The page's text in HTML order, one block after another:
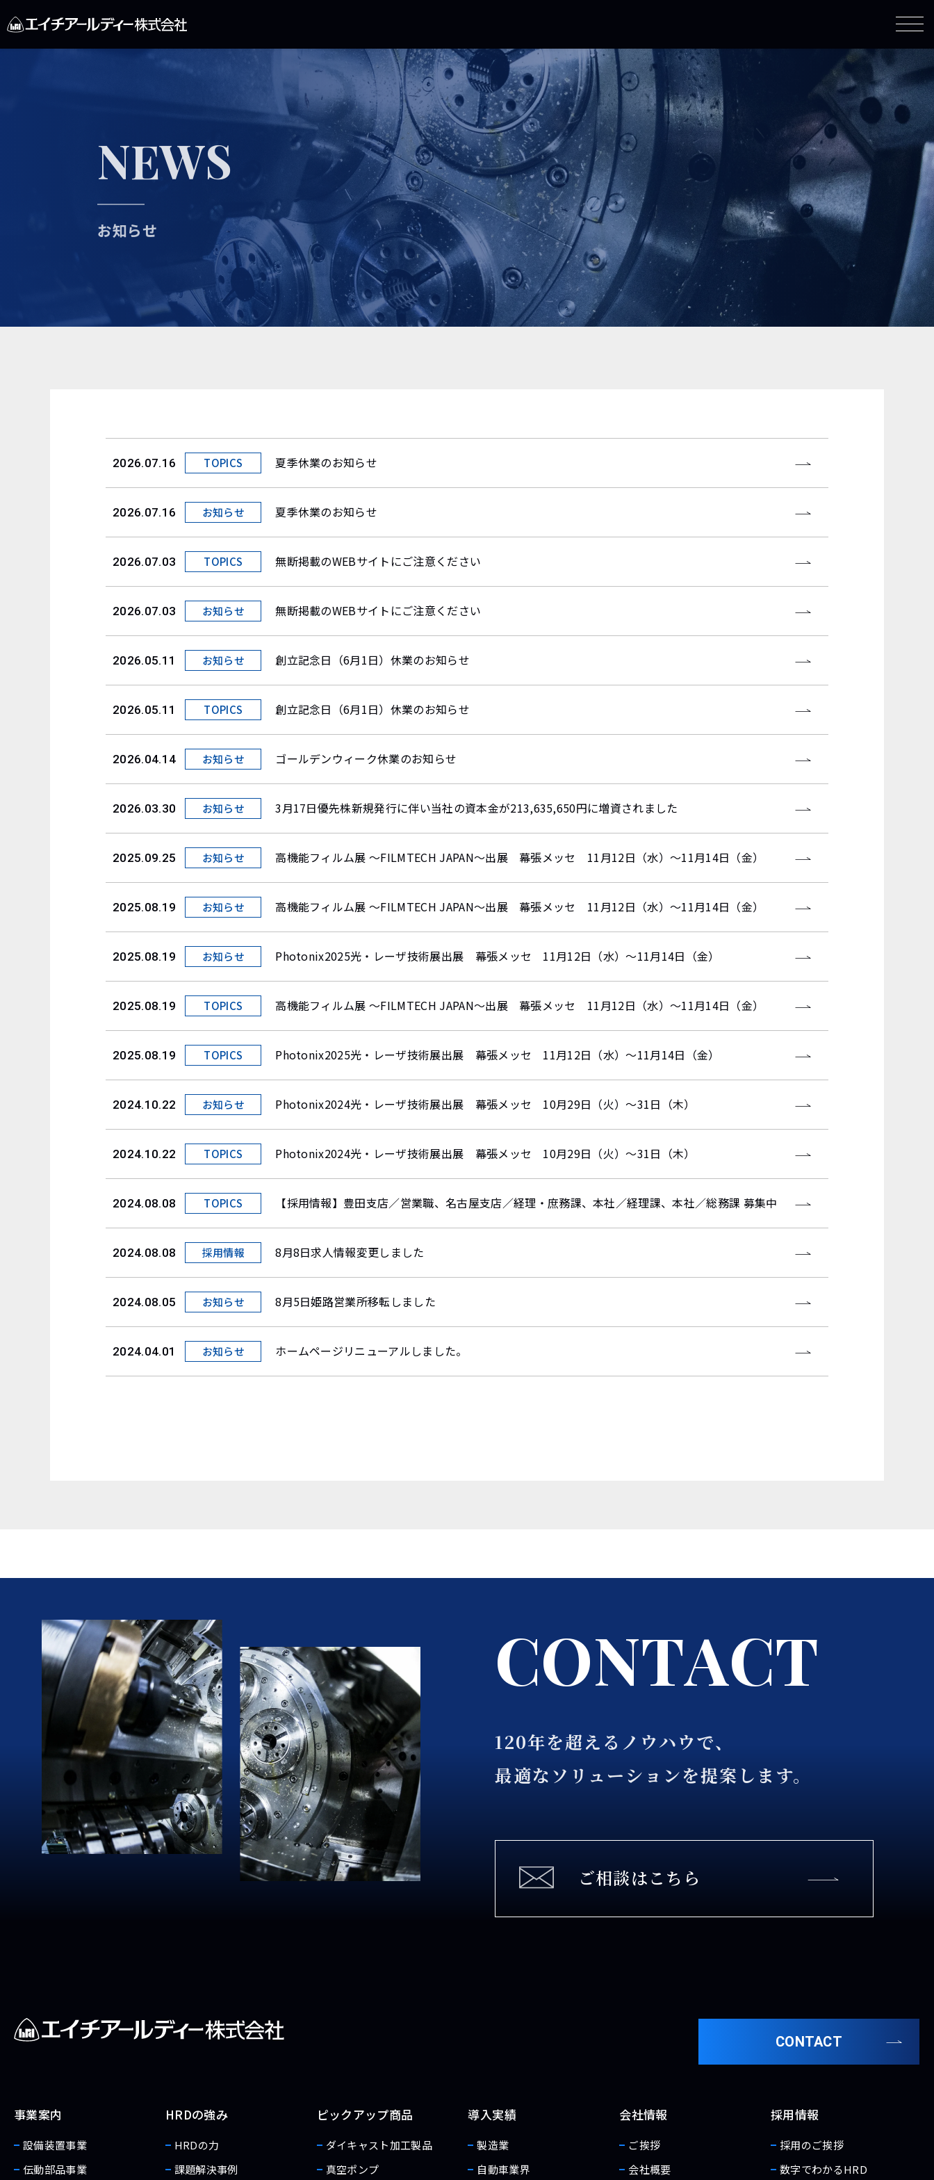
NEWS
お知らせ
2026.07.16 TOPICS 夏季休業のお知らせ
2026.07.16 お知らせ 夏季休業のお知らせ
2026.07.03 TOPICS 無断掲載のWEBサイトにご注意ください
2026.07.03 お知らせ 無断掲載のWEBサイトにご注意ください
2026.05.11 お知らせ 創立記念日（6月1日）休業のお知らせ
2026.05.11 TOPICS 創立記念日（6月1日）休業のお知らせ
2026.04.14 お知らせ ゴールデンウィーク休業のお知らせ
2026.03.30 お知らせ 3月17日優先株新規発行に伴い当社の資本金が213,635,650円に増資されました
2025.09.25 お知らせ 高機能フィルム展 ～FILMTECH JAPAN～出展 幕張メッセ 11月12日（水）～11月14日（金）
2025.08.19 お知らせ 高機能フィルム展 ～FILMTECH JAPAN～出展 幕張メッセ 11月12日（水）～11月14日（金）
2025.08.19 お知らせ Photonix2025光・レーザ技術展出展 幕張メッセ 11月12日（水）～11月14日（金）
2025.08.19 TOPICS 高機能フィルム展 ～FILMTECH JAPAN～出展 幕張メッセ 11月12日（水）～11月14日（金）
2025.08.19 TOPICS Photonix2025光・レーザ技術展出展 幕張メッセ 11月12日（水）～11月14日（金）
2024.10.22 お知らせ Photonix2024光・レーザ技術展出展 幕張メッセ 10月29日（火）～31日（木）
2024.10.22 TOPICS Photonix2024光・レーザ技術展出展 幕張メッセ 10月29日（火）～31日（木）
2024.08.08 TOPICS 【採用情報】豊田支店／営業職、名古屋支店／経理・庶務課、本社／経理課、本社／総務課 募集中
2024.08.08 採用情報 8月8日求人情報変更しました
2024.08.05 お知らせ 8月5日姫路営業所移転しました
2024.04.01 お知らせ ホームページリニューアルしました。
CONTACT
120年を超えるノウハウで、
最適なソリューションを提案します。
ご相談はこちら
CONTACT
事業案内
設備装置事業
伝動部品事業
HRDの強み
HRDの力
課題解決事例
ピックアップ商品
ダイキャスト加工製品
真空ポンプ
導入実績
製造業
自動車業界
会社情報
ご挨拶
会社概要
採用情報
採用のご挨拶
数字でわかるHRD